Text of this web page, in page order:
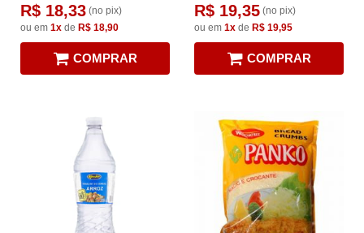
R$ 18,33 (no pix)
ou em 1x de R$ 18,90
COMPRAR
R$ 19,35 (no pix)
ou em 1x de R$ 19,95
COMPRAR